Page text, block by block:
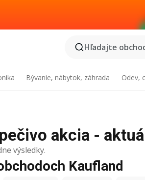
Hľadajte
Bývanie, nábytok, záhrada Odev,
akcia -
výsledky.
Kaufland